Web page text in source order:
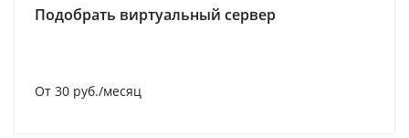
Подобрать виртуальный сервер
От 30 руб./месяц